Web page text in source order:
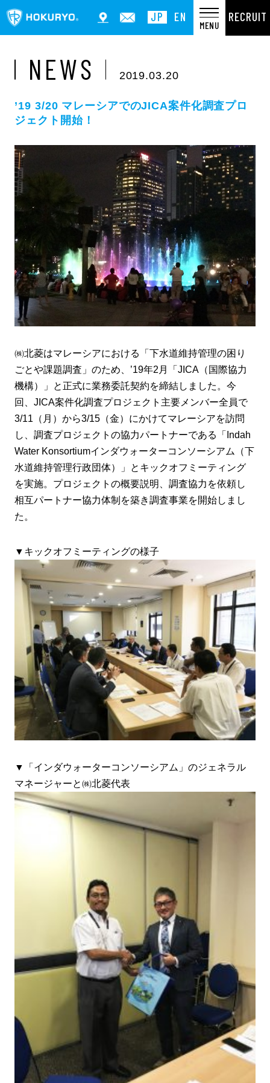
JP EN
MENU
RECRUIT
NEWS 2019.03.20
’19 3/20 マレーシアでのJICA案件化調査プロ
ジェクト開始！
㈱北菱はマレーシアにおける「下水道維持管理の困り
ごとや課題調査」のため、’19年2月「JICA（国際協力
機構）」と正式に業務委託契約を締結しました。今
回、JICA案件化調査プロジェクト主要メンバー全員で
3/11（月）から3/15（金）にかけてマレーシアを訪問
し、調査プロジェクトの協力パートナーである「Indah
Water Konsortiumインダウォーターコンソーシアム（下
水道維持管理行政団体）」とキックオフミーティング
を実施。プロジェクトの概要説明、調査協力を依頼し
相互パートナー協力体制を築き調査事業を開始しまし
た。
▼キックオフミーティングの様子
▼「インダウォーターコンソーシアム」のジェネラル
マネージャーと㈱北菱代表